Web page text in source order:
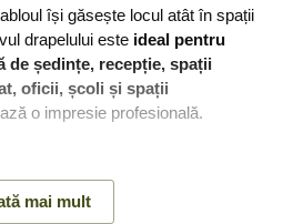
își găsește locul atât în spații
drapelului este ideal pentru
de ședințe, recepție, spații
oficii, școli și spații
o impresie profesională.
mai mult